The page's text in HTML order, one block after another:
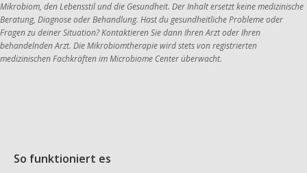
Mikrobiom, den Lebensstil und die Gesundheit. Der Inhalt ersetzt keine medizinische
Beratung, Diagnose oder Behandlung. Hast du gesundheitliche Probleme oder
Fragen zu deiner Situation? Kontaktieren Sie dann Ihren Arzt oder Ihren
behandelnden Arzt. Die Mikrobiomtherapie wird stets von registrierten
medizinischen Fachkräften im Microbiome Center überwacht.
So funktioniert es